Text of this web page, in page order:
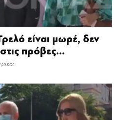
είναι μωρέ, δεν
πρόβες...
2022